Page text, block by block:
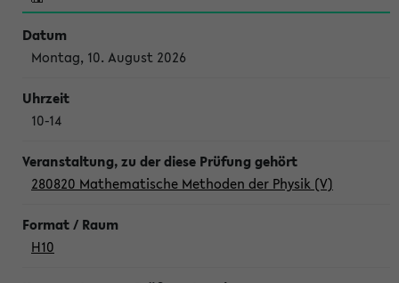
Montag, 10. August 2026
10-14
280820 Mathematische Methoden der Physik (V)
H10